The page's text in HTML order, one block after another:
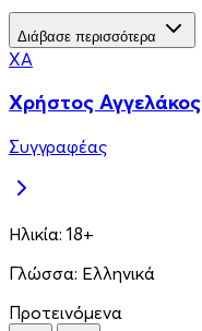
Διάβασε περισσότερα
ΧΑ
Χρήστος Αγγελάκος
Συγγραφέας
Ηλικία: 18+
Γλώσσα: Ελληνικά
Προτεινόμενα